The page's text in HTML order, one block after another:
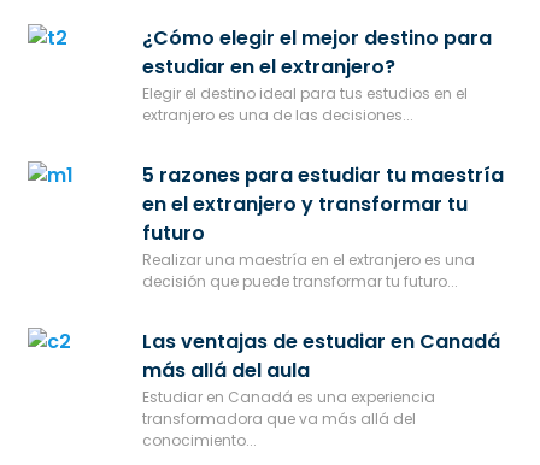
¿Cómo elegir el mejor destino para
estudiar en el extranjero?
Elegir el destino ideal para tus estudios en el
extranjero es una de las decisiones...
5 razones para estudiar tu maestría
en el extranjero y transformar tu
futuro
Realizar una maestría en el extranjero es una
decisión que puede transformar tu futuro...
Las ventajas de estudiar en Canadá
más allá del aula
Estudiar en Canadá es una experiencia
transformadora que va más allá del
conocimiento...